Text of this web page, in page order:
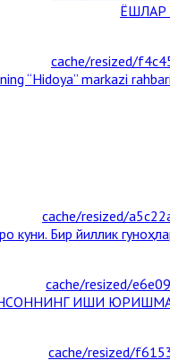
“Hidoya” markazi
куни. Бир йиллик
ИШИ